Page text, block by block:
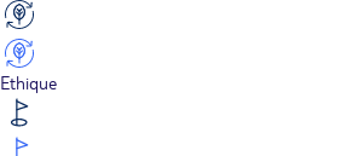
Ethique